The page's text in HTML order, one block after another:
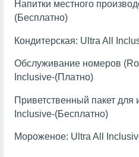
Напитки местного
(Бесплатно)
Кондитерская: Ultra All
Обслуживание номеров
Inclusive-(Платно)
Приветственный пакет для
Inclusive-(Бесплатно)
Мороженое: Ultra All